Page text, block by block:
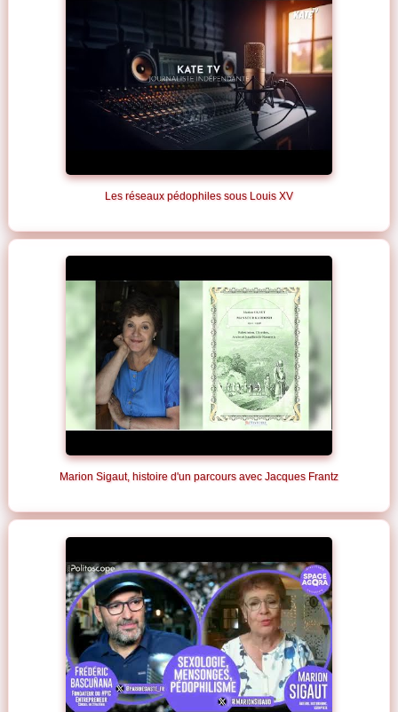
Les réseaux pédophiles sous Louis XV
Marion Sigaut, histoire d'un parcours avec Jacques Frantz